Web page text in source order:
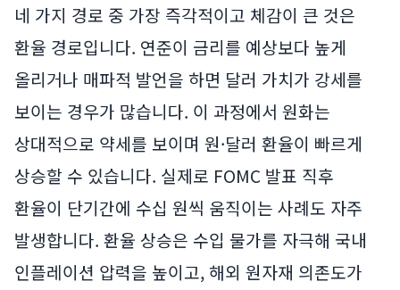
네 가지 경로 중 가장 즉각적이고 체감이 큰 것은
환율 경로입니다. 연준이 금리를 예상보다 높게
올리거나 매파적 발언을 하면 달러 가치가 강세를
보이는 경우가 많습니다. 이 과정에서 원화는
상대적으로 약세를 보이며 원·달러 환율이 빠르게
상승할 수 있습니다. 실제로 FOMC 발표 직후
환율이 단기간에 수십 원씩 움직이는 사례도 자주
발생합니다. 환율 상승은 수입 물가를 자극해 국내
인플레이션 압력을 높이고, 해외 원자재 의존도가